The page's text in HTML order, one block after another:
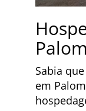
Sabia
em